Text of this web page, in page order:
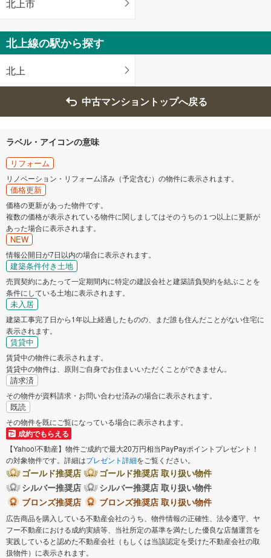
北上市
北上線の駅から探す
北上
中古マンショントップへ戻る
ラベル・アイコンの意味
リフォーム
リノベーション・リフォーム済み（予定含む）の物件に表示されます。
価格更新
価格の更新があった物件です。
複数の価格が表示されている物件に関しましてはそのうちの１つ以上に更新が
あった場合に表示されます。
NEW
情報公開日が7日以内の場合に表示されます。
建築条件付き土地
売買契約にあたって一定期間内に特定の建設会社と建築請負契約を結ぶことを
条件にしている土地に表示されます。
未入居
建築工事完了日から1年以上経過したものの、まだ誰も住んだことがない住宅に
表示されます。
賃貸中
賃貸中の物件に表示されます。
賃貸中の物件は、原則ご自身でお住まいいただくことができません。
請求済
その物件が資料請求・お問い合わせ済みの場合に表示されます。
既読
その物件を既にご覧になっている場合に表示されます。
成約でもらえる
【Yahoo!不動産】物件ご成約で最大20万円相当PayPayポイントプレゼント！
の対象物件です。詳細はプレゼント詳細をご覧ください。
ゴールド推奨店
ゴールド推奨店 取り扱い物件
シルバー推奨店
シルバー推奨店 取り扱い物件
ブロンズ推奨店
ブロンズ推奨店 取り扱い物件
広告商品を購入している不動産会社のうち、物件情報の正確性、法令遵守、ヤ
フー不動産における成約実績等、当社所定の基準を満たした優良な店舗運営を
実践していると認めた不動産会社（もしくは当該認定を受けた不動産会社の取
扱物件）に表示されます。